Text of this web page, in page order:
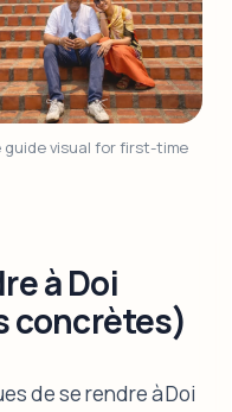
guide visual for first-time
à Doi
concrètes)
de se rendre à Doi